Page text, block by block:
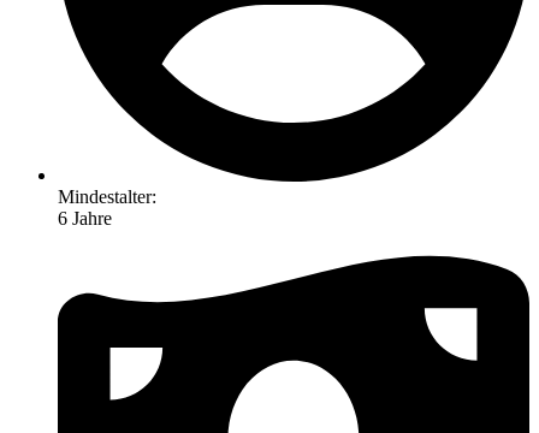
Mindestalter:
6 Jahre